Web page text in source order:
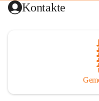
Kontakte